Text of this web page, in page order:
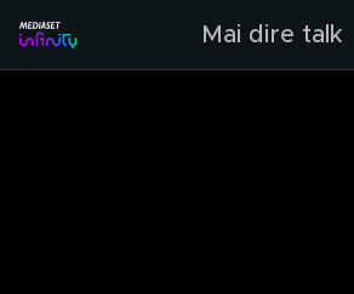
Mai dire talk